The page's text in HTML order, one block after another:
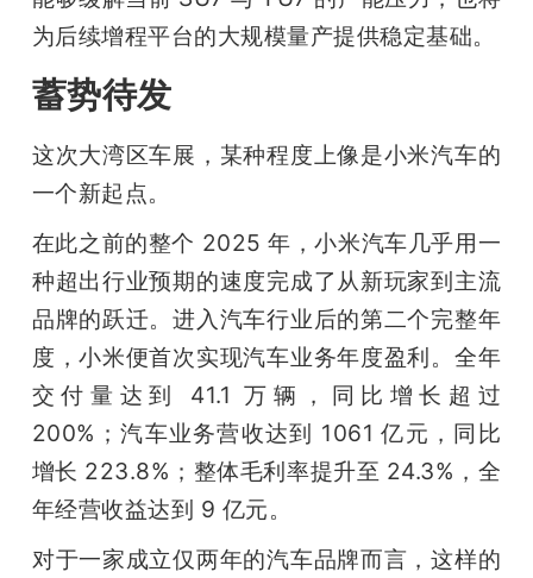
为后续增程平台的大规模量产提供稳定基础。
蓄势待发
这次大湾区车展，某种程度上像是小米汽车的
一个新起点。
在此之前的整个 2025 年，小米汽车几乎用一
种超出行业预期的速度完成了从新玩家到主流
品牌的跃迁。进入汽车行业后的第二个完整年
度，小米便首次实现汽车业务年度盈利。全年
交付量达到 41.1 万辆，同比增长超过
200%；汽车业务营收达到 1061 亿元，同比
增长 223.8%；整体毛利率提升至 24.3%，全
年经营收益达到 9 亿元。
对于一家成立仅两年的汽车品牌而言，这样的